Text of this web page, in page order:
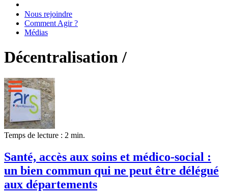
Nous rejoindre
Comment Agir ?
Médias
Décentralisation /
Temps de lecture : 2 min.
Santé, accès aux soins et médico-social :
un bien commun qui ne peut être délégué
aux départements